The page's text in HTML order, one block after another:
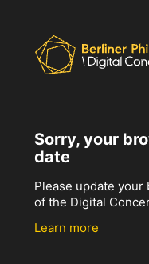
Sorry, your
date
Please update
of the Digital
Learn more